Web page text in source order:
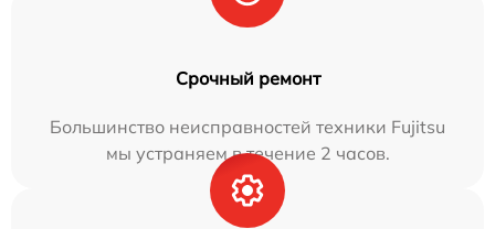
Срочный ремонт
Большинство неисправностей техники Fujitsu
мы устраняем в течение 2 часов.